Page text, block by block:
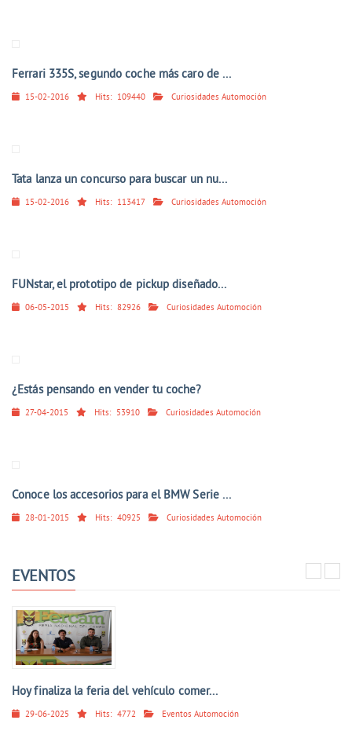
Ferrari 335S, segundo coche más caro de ...
15-02-2016 Hits: 109440 Curiosidades Automoción
Tata lanza un concurso para buscar un nu...
15-02-2016 Hits: 113417 Curiosidades Automoción
FUNstar, el prototipo de pickup diseñado...
06-05-2015 Hits: 82926 Curiosidades Automoción
¿Estás pensando en vender tu coche?
27-04-2015 Hits: 53910 Curiosidades Automoción
Conoce los accesorios para el BMW Serie ...
28-01-2015 Hits: 40925 Curiosidades Automoción
EVENTOS
Hoy finaliza la feria del vehículo comer...
29-06-2025 Hits: 4772 Eventos Automoción